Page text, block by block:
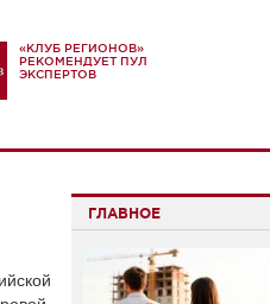
«КЛУБ РЕГИОНОВ»
РЕКОМЕНДУЕТ ПУЛ
ЭКСПЕРТОВ
ГЛАВНОЕ